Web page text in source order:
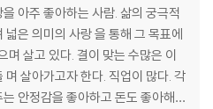
아주 좋아하는 사람. 삶의 궁극적
은 의미의 사랑 을 통해 그 목표에
며 살고 있다. 결이 맞는 수많은 이
자 한다. 직업이 많다. 각
안정감을 좋아하고 돈도 좋아해서